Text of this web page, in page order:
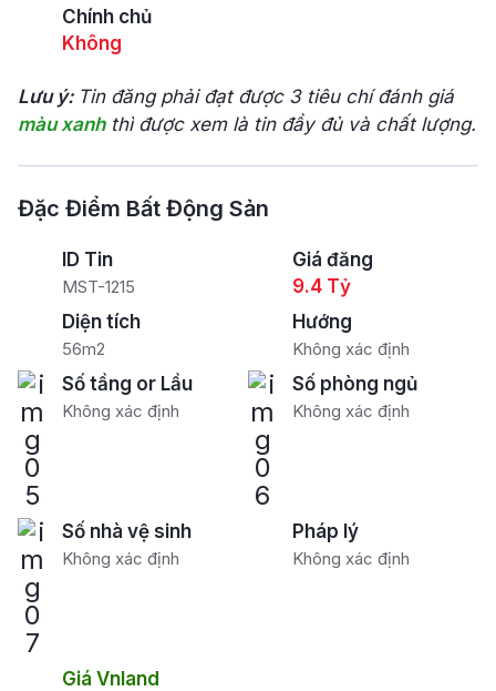
Chính chủ
Không
Lưu ý: Tin đăng phải đạt được 3 tiêu chí đánh giá
màu xanhthì được xem là tin đầy đủ và chất lượng.
Đặc Điểm Bất Động Sản
ID Tin
MST-1215
Giá đăng
9.4 Tỷ
Diện tích
56m2
Hướng
Không xác định
Số tầng or Lầu
Không xác định
Số phòng ngủ
Không xác định
Số nhà vệ sinh
Không xác định
Pháp lý
Không xác định
Giá Vnland